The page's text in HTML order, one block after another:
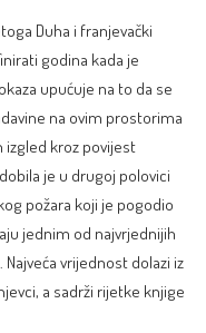
Duha i franjevački
godina kada je
upućuje na to da se
na ovim prostorima
izgled kroz povijest
je u drugoj polovici
požara koji je pogodio
jednim od najvrjednijih
. Najveća vrijednost dolazi iz
a sadrži rijetke knjige